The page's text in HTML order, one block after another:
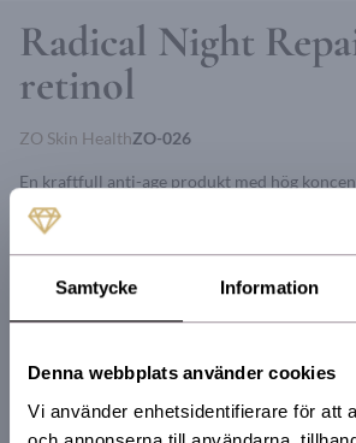
Samtycke Information
Denna webbplats använder cookies
Vi använder enhetsidentifierare för att
Radical Night
retinol
ZO Skin HealthZO-026
En kraftfull anti-age produkt med hög
patenterat leveranssystem. Bidrar till att
rynkor, förbättra hudstrukturen och jämna
slätare, friskare hud med mer lyster. 60 ml/2
tidpunkten för uppstart på grund av